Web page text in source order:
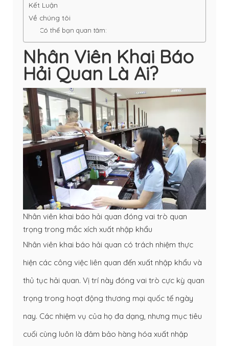
Kết Luận
Về chúng tôi
Có thể bạn quan tâm:
Nhân Viên Khai Báo
Hải Quan Là Ai?
Nhân viên khai báo hải quan đóng vai trò quan
trọng trong mắc xích xuất nhập khẩu
Nhân viên khai báo hải quan có trách nhiệm thực
hiện các công việc liên quan đến xuất nhập khẩu và
thủ tục hải quan. Vị trí này đóng vai trò cực kỳ quan
trọng trong hoạt động thương mại quốc tế ngày
nay. Các nhiệm vụ của họ đa dạng, nhưng mục tiêu
cuối cùng luôn là đảm bảo hàng hóa xuất nhập